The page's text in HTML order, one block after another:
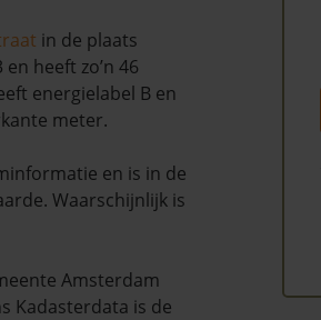
in de plaats
heeft zo’n 46
energielabel B en
meter.
en is in de
Waarschijnlijk is
Amsterdam
Kadasterdata is de